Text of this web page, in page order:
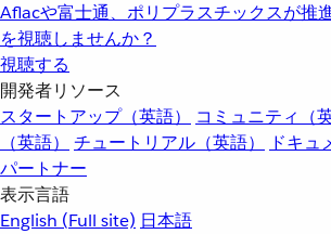
Aflacや富士通、ポリプラスチックスが推
を視聴しませんか？
視聴する
開発者リソース
スタートアップ（英語）
コミュニティ（英
（英語）
チュートリアル（英語）
ドキュ
パートナー
表示言語
English (Full site) 日本語